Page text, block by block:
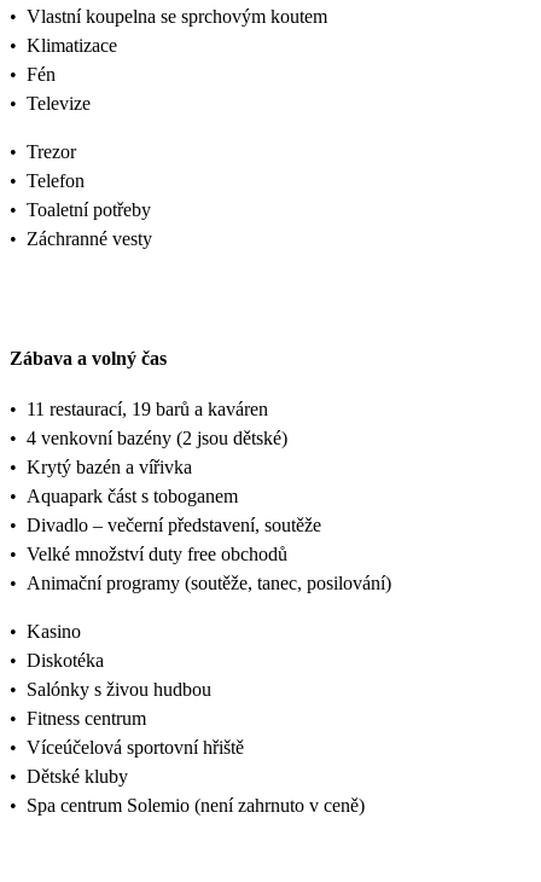
• Vlastní koupelna se sprchovým koutem
• Klimatizace
• Fén
• Televize
• Trezor
• Telefon
• Toaletní potřeby
• Záchranné vesty
Zábava a volný čas
• 11 restaurací, 19 barů a kaváren
• 4 venkovní bazény (2 jsou dětské)
• Krytý bazén a vířivka
• Aquapark část s toboganem
• Divadlo – večerní představení, soutěže
• Velké množství duty free obchodů
• Animační programy (soutěže, tanec, posilování)
• Kasino
• Diskotéka
• Salónky s živou hudbou
• Fitness centrum
• Víceúčelová sportovní hřiště
• Dětské kluby
• Spa centrum Solemio (není zahrnuto v ceně)